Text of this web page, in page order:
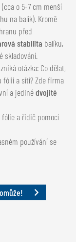
o 5-7 cm menší
na balík). Kromě
před
stabilita balíku,
skladování.
otázka: Co dělat,
fólií a sítí? Zde firma
a jedinédvojité
fólie a řidič pomocí
používání se